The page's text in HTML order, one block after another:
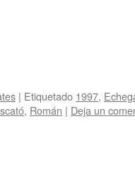
| Etiquetado 1997,
, Román | Deja un